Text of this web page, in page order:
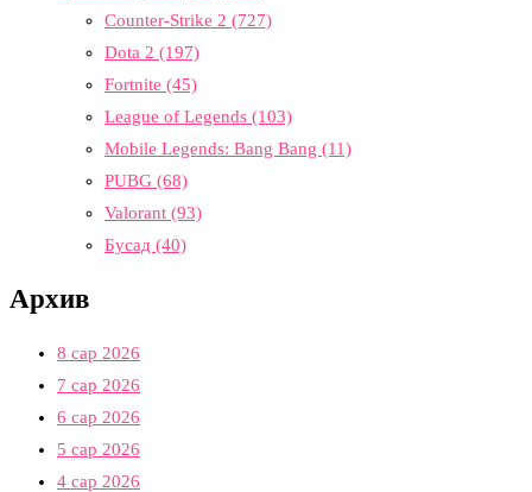
Counter-Strike 2 (727)
Dota 2 (197)
Fortnite (45)
League of Legends (103)
Mobile Legends: Bang Bang (11)
PUBG (68)
Valorant (93)
Бусад (40)
Архив
8 сар 2026
7 сар 2026
6 сар 2026
5 сар 2026
4 сар 2026